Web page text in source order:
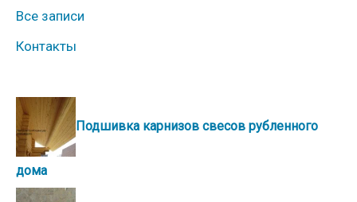
Все записи
Контакты
Подшивка карнизов свесов рубленного
дома